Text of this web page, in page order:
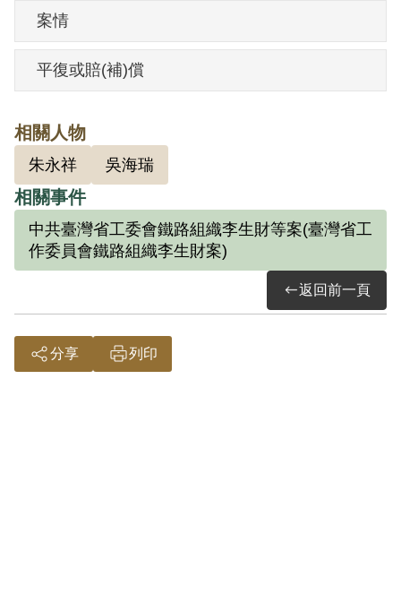
安司令部以《懲治叛亂條例》第5條「參加
叛亂之組織」判處有期徒刑15年。1965年6
月3日刑滿開釋。
其於1999年4月向補償基金會提出申請，
2000年4月經第1屆第14次董事會審核通過
予以補償。補償理由為就判決所採之證
據，僅有其等於偵查審理中之自白及相互
間之供述，惟據審判筆錄記載，其等參加
組織時，並不知組織名稱、性質，以為加
入後就有錢可拿，有飯可吃等等，而無知
被誘。故其等對參加之組織並無認識，參
加後亦無非法行為。就判決所採證據，無
案情
平復或賠(補)償
相關人物
朱永祥 吳海瑞
相關事件
中共臺灣省工委會鐵路組織李生財等案(臺灣省工
作委員會鐵路組織李生財案)
返回前一頁
分享 列印